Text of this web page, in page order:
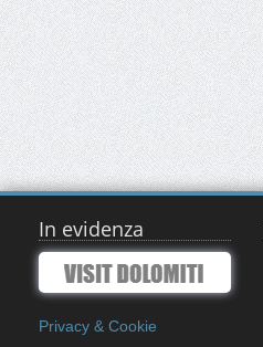
In evidenza
Privacy & Cookie